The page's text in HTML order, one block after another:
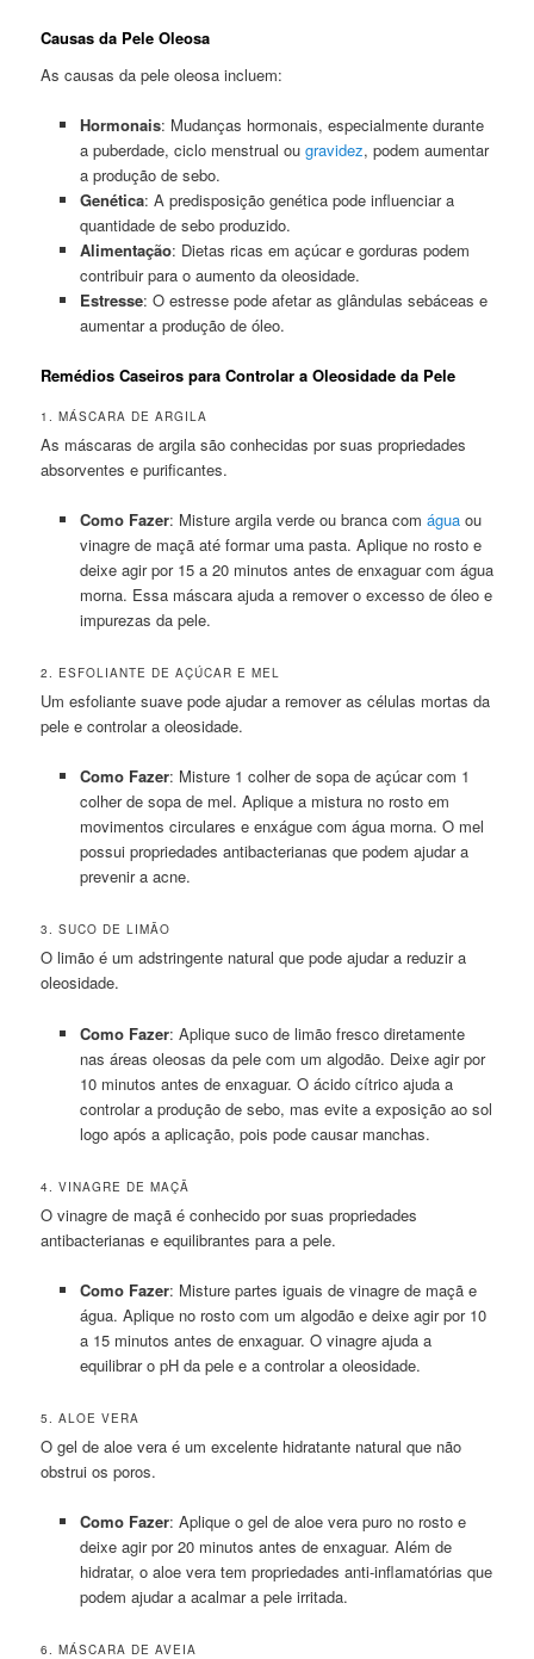
Causas da Pele Oleosa
As causas da pele oleosa incluem:
Hormonais: Mudanças hormonais, especialmente durante
a puberdade, ciclo menstrual ou gravidez, podem aumentar
a produção de sebo.
Genética: A predisposição genética pode influenciar a
quantidade de sebo produzido.
Alimentação: Dietas ricas em açúcar e gorduras podem
contribuir para o aumento da oleosidade.
Estresse: O estresse pode afetar as glândulas sebáceas e
aumentar a produção de óleo.
Remédios Caseiros para Controlar a Oleosidade da Pele
1. MÁSCARA DE ARGILA
As máscaras de argila são conhecidas por suas propriedades
absorventes e purificantes.
Como Fazer: Misture argila verde ou branca com águaou
vinagre de maçã até formar uma pasta. Aplique no rosto e
deixe agir por 15 a 20 minutos antes de enxaguar com água
morna. Essa máscara ajuda a remover o excesso de óleo e
impurezas da pele.
2. ESFOLIANTE DE AÇÚCAR E MEL
Um esfoliante suave pode ajudar a remover as células mortas da
pele e controlar a oleosidade.
Como Fazer: Misture 1 colher de sopa de açúcar com 1
colher de sopa de mel. Aplique a mistura no rosto em
movimentos circulares e enxágue com água morna. O mel
possui propriedades antibacterianas que podem ajudar a
prevenir a acne.
3. SUCO DE LIMÃO
O limão é um adstringente natural que pode ajudar a reduzir a
oleosidade.
Como Fazer: Aplique suco de limão fresco diretamente
nas áreas oleosas da pele com um algodão. Deixe agir por
10 minutos antes de enxaguar. O ácido cítrico ajuda a
controlar a produção de sebo, mas evite a exposição ao sol
logo após a aplicação, pois pode causar manchas.
4. VINAGRE DE MAÇÃ
O vinagre de maçã é conhecido por suas propriedades
antibacterianas e equilibrantes para a pele.
Como Fazer: Misture partes iguais de vinagre de maçã e
água. Aplique no rosto com um algodão e deixe agir por 10
a 15 minutos antes de enxaguar. O vinagre ajuda a
equilibrar o pH da pele e a controlar a oleosidade.
5. ALOE VERA
O gel de aloe vera é um excelente hidratante natural que não
obstrui os poros.
Como Fazer: Aplique o gel de aloe vera puro no rosto e
deixe agir por 20 minutos antes de enxaguar. Além de
hidratar, o aloe vera tem propriedades anti-inflamatórias que
podem ajudar a acalmar a pele irritada.
6. MÁSCARA DE AVEIA